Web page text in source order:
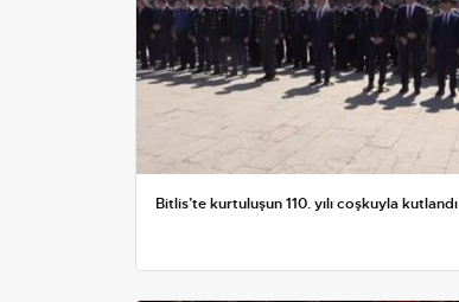
Bitlis’te kurtuluşun 110. yılı coşkuyla kutlandı